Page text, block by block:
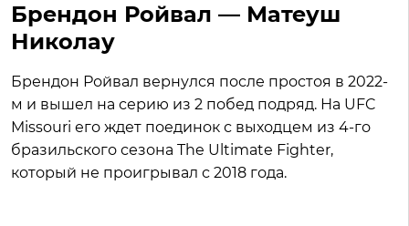
Брендон Ройвал — Матеуш
Николау
Брендон Ройвал вернулся после простоя в 2022-
м и вышел на серию из 2 побед подряд. На UFC
Missouri его ждет поединок с выходцем из 4-го
бразильского сезона The Ultimate Fighter,
который не проигрывал с 2018 года.